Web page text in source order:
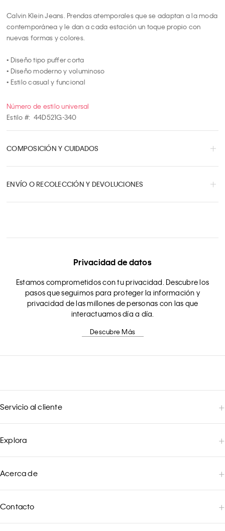
7
10
Calvin Klein Jeans. Prendas atemporales que se adaptan a la moda
contemporánea y le dan a cada estación un toque propio con
nuevas formas y colores.
• Diseño tipo puffer corta
• Diseño moderno y voluminoso
• Estilo casual y funcional
Número de estilo universal
Estilo #: 44D521G-340
COMPOSICIÓN Y CUIDADOS
ENVÍO O RECOLECCIÓN Y DEVOLUCIONES
Privacidad de datos
Estamos comprometidos con tu privacidad. Descubre los
pasos que seguimos para proteger la información y
privacidad de las millones de personas con las que
interactuamos día a día.
Descubre Más
Servicio al cliente
Explora
Acerca de
Contacto